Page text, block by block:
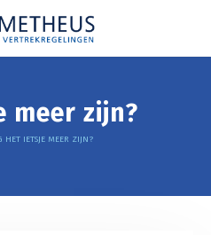
meer zijn?
HET IETSJE MEER ZIJN?